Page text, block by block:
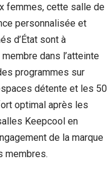
femmes, cette salle de
personnalisée et
d’État sont à
dans l’atteinte
programmes sur
détente et les 50
optimal après les
Keepcool en
de la marque
membres.